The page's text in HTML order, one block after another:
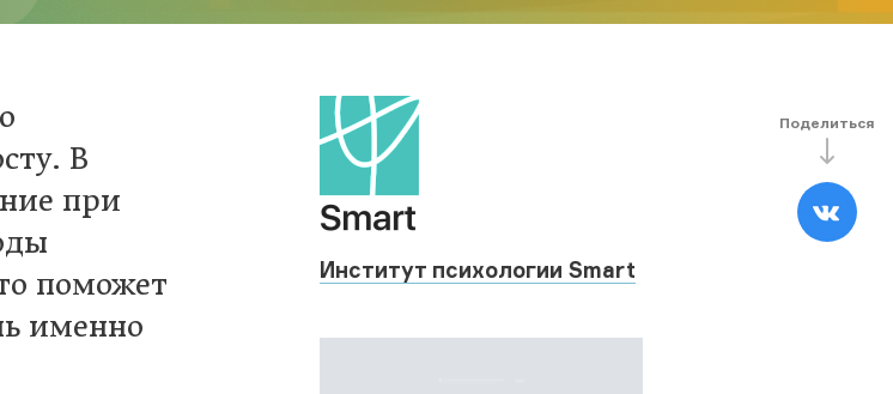
В
при
поможет
именно
Институт психологии Smart
Поделиться